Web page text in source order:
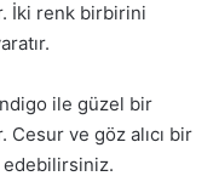
İki renk birbirini
indigo ile güzel bir
ve göz alıcı bir